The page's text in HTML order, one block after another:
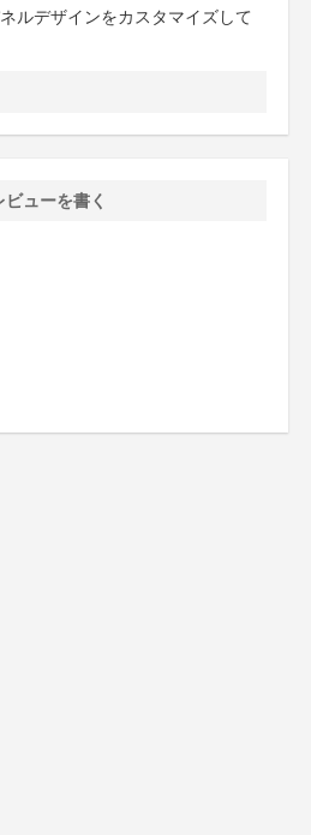
ルデザインをカスタマイズして
ビューを書く